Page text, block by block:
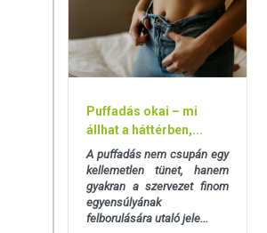
Puffadás okai – mi
állhat a háttérben,...
A puffadás nem csupán egy
kellemetlen tünet, hanem
gyakran a szervezet finom
egyensúlyának
felborulására utaló jele...